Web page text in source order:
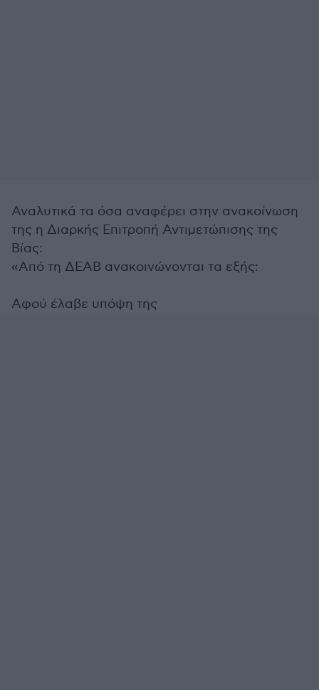
Αναλυτικά τα όσα αναφέρει στην ανακοίνωση
της η Διαρκής Επιτροπή Αντιμετώπισης της
Βίας:
«Από τη ΔΕΑΒ ανακοινώνονται τα εξής:
Αφού έλαβε υπόψη της